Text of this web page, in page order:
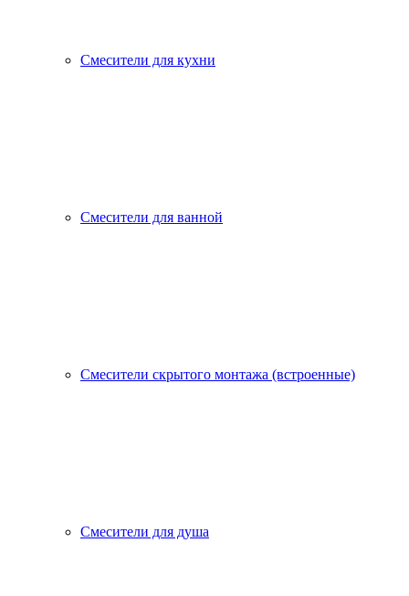
Смесители для кухни
Смесители для ванной
Смесители скрытого монтажа (встроенные)
Смесители для душа